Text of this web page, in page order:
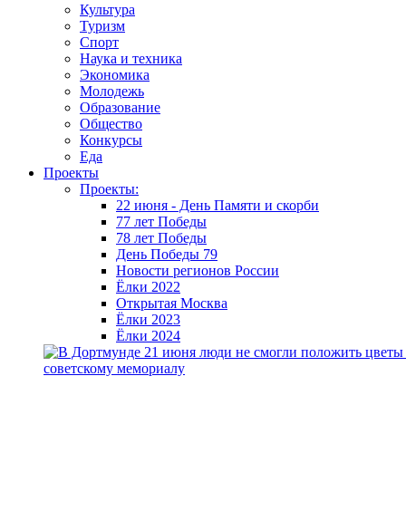
Культура
Туризм
Спорт
Наука и техника
Экономика
Молодежь
Образование
Общество
Конкурсы
Еда
Проекты
Проекты:
22 июня - День Памяти и скорби
77 лет Победы
78 лет Победы
День Победы 79
Новости регионов России
Ёлки 2022
Открытая Москва
Ёлки 2023
Ёлки 2024